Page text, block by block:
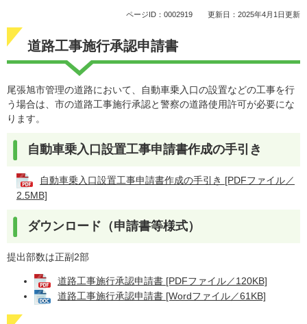
ページID：0002919 更新日：2025年4月1日更新
道路工事施行承認申請書
尾張旭市管理の道路において、自動車乗入口の設置などの工事を行
う場合は、市の道路工事施行承認と警察の道路使用許可が必要にな
ります。
自動車乗入口設置工事申請書作成の手引き
自動車乗入口設置工事申請書作成の手引き [PDFファイル／
2.5MB]
ダウンロード（申請書等様式）
提出部数は正副2部
道路工事施行承認申請書 [PDFファイル／120KB]
道路工事施行承認申請書 [Wordファイル／61KB]